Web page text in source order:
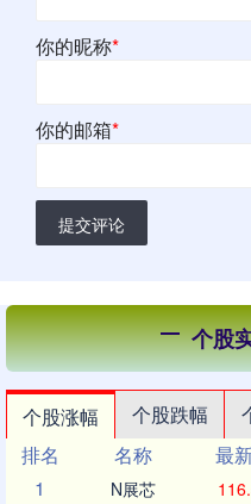
你的昵称*
你的邮箱*
提交评论
个股
个股涨幅 个股跌幅
排名
名称 最
1
N展芯